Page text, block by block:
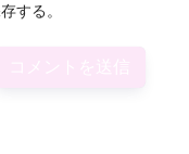
する。